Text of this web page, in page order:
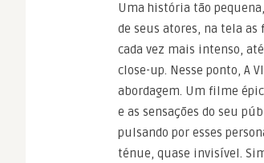
Uma história tão
de seus atores, na tela
cada vez mais intenso,
close-up. Nesse ponto, A
abordagem. Um filme
e as sensações do seu
pulsando por esses
ténue, quase invisível.